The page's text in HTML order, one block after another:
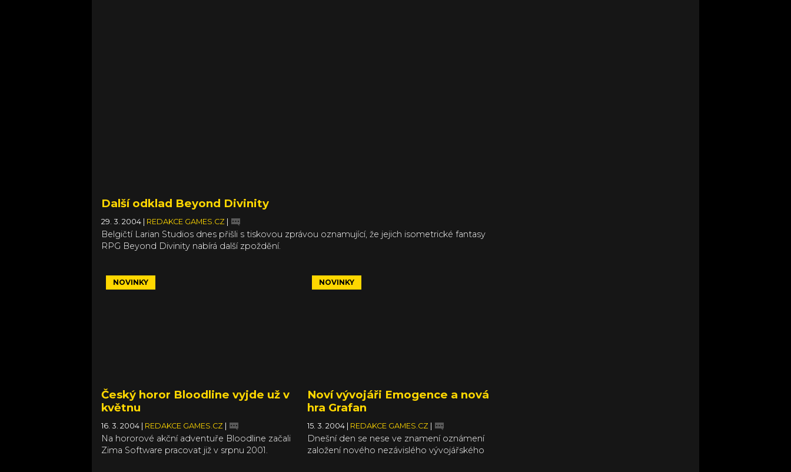
Další odklad Beyond Divinity
29. 3. 2004 REDAKCE GAMES.CZ
Belgičtí Larian Studios dnes přišli s tiskovou zprávou oznamující, že jejich isometrické fantasy
RPG Beyond Divinity nabírá další zpoždění.
NOVINKY
Český horor Bloodline vyjde už v
květnu
16. 3. 2004 REDAKCE GAMES.CZ
Na hororové akční adventuře Bloodline začali
Zima Software pracovat již v srpnu 2001.
NOVINKY
Noví vývojáři Emogence a nová
hra Grafan
15. 3. 2004 REDAKCE GAMES.CZ
Dnešní den se nese ve znamení oznámení
založení nového nezávislého vývojářského